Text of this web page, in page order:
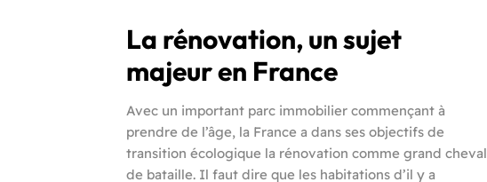
La rénovation, un sujet
majeur en France
Avec un important parc immobilier commençant à
prendre de l’âge, la France a dans ses objectifs de
transition écologique la rénovation comme grand cheval
de bataille. Il faut dire que les habitations d’il y a